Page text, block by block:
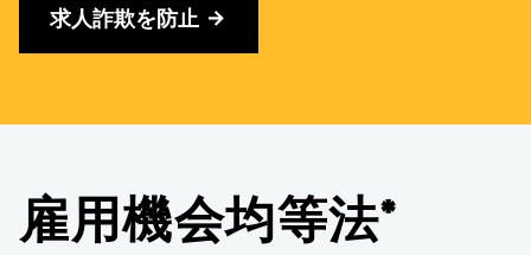
求人詐欺を防止
雇用機会均等法*